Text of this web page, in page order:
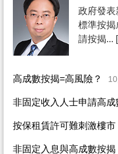
政府發表
標準按揭
請按揭... [
高成數按揭=高風險？
非固定收入人士申請高成
按保租賃許可難刺激樓市
非固定入息與高成數按揭